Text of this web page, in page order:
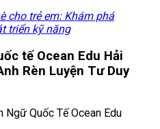
cho trẻ em: Khám phá
triển kỹ năng
tế Ocean Edu Hải
Rèn Luyện Tư Duy